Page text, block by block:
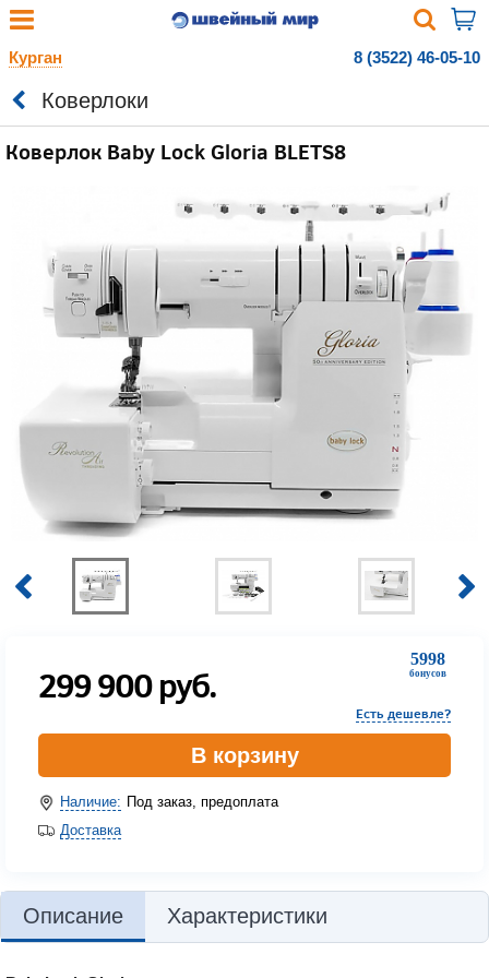
Курган 8 (3522) 46-05-10
Коверлоки
Коверлок Baby Lock Gloria BLETS8
5998
бонусов
299 900руб.
Есть дешевле?
В корзину
Наличие: Под заказ, предоплата
Доставка
Описание Характеристики